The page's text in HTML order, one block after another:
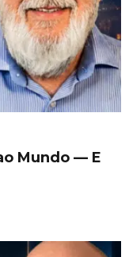
Mundo — E